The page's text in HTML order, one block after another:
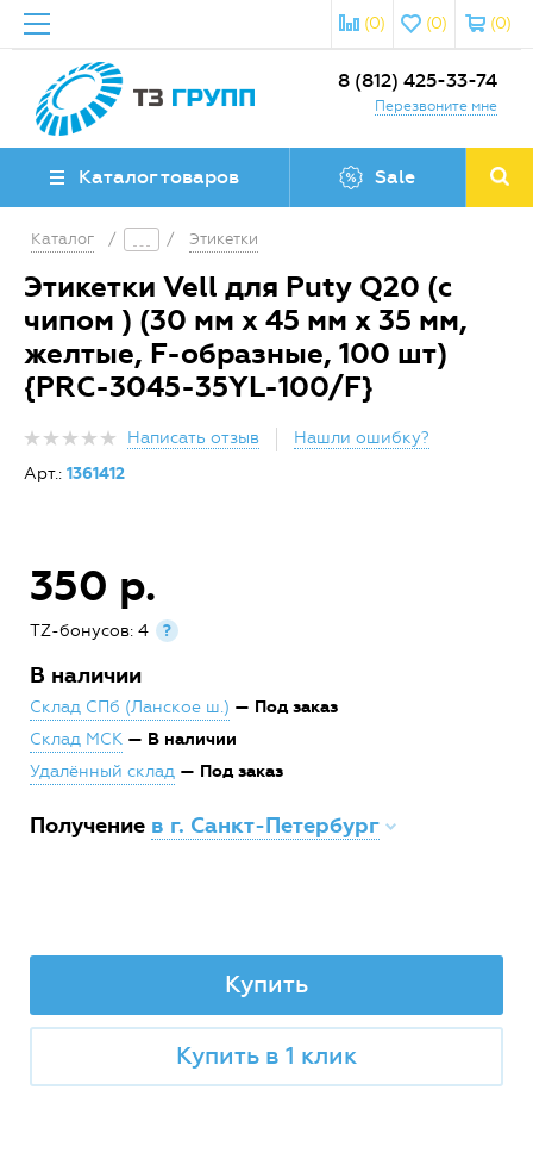
(0)
(0)
(0)
8 (812) 425-33-74
Перезвоните мне
Каталог товаров Sale
Каталог / / Этикетки
Этикетки Vell для Puty Q20 (с
чипом ) (30 мм х 45 мм х 35 мм,
желтые, F-образные, 100 шт)
{PRC-3045-35YL-100/F}
Написать отзыв
Нашли ошибку?
Арт.: 1361412
350 р.
TZ-бонусов: 4 ?
В наличии
Склад СПб (Ланское ш.) — Под заказ
Склад МСК — В наличии
Удалённый склад — Под заказ
Получение в г. Санкт-Петербург
Купить
Купить в 1 клик